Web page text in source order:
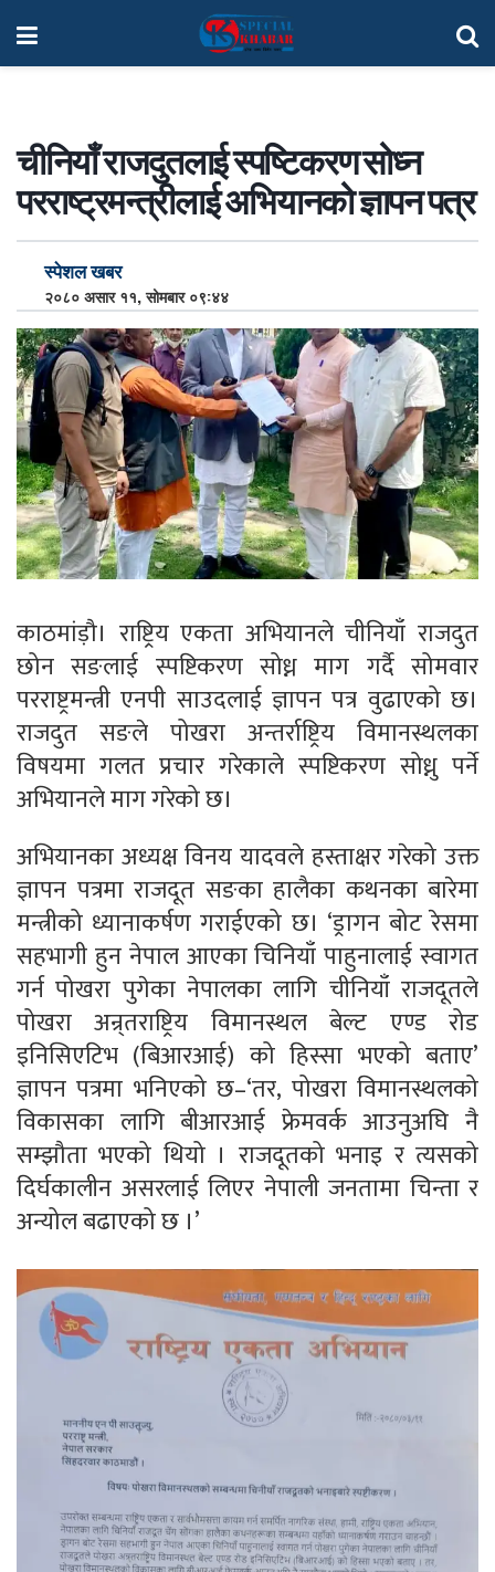
चीनियाँ राजदुतलाई स्पष्टिकरण सोध्न
परराष्ट्रमन्त्रीलाई अभियानको ज्ञापन पत्र
स्पेशल खबर
२०८० असार ११, सोमबार ०९:४४
काठमांड़ौ। राष्ट्रिय एकता अभियानले चीनियाँ राजदुत
छोन सङलाई स्पष्टिकरण सोध्न माग गर्दै सोमवार
परराष्ट्रमन्त्री एनपी साउदलाई ज्ञापन पत्र वुढाएको छ।
राजदुत सङले पोखरा अन्तर्राष्ट्रिय विमानस्थलका
विषयमा गलत प्रचार गरेकाले स्पष्टिकरण सोध्नु पर्ने
अभियानले माग गरेको छ।
अभियानका अध्यक्ष विनय यादवले हस्ताक्षर गरेको उक्त
ज्ञापन पत्रमा राजदूत सङका हालैका कथनका बारेमा
मन्त्रीको ध्यानाकर्षण गराईएको छ। ‘ड्रागन बोट रेसमा
सहभागी हुन नेपाल आएका चिनियाँ पाहुनालाई स्वागत
गर्न पोखरा पुगेका नेपालका लागि चीनियाँ राजदूतले
पोखरा अन्र्तराष्ट्रिय विमानस्थल बेल्ट एण्ड रोड
इनिसिएटिभ (बिआरआई) को हिस्सा भएको बताए’
ज्ञापन पत्रमा भनिएको छ–‘तर, पोखरा विमानस्थलको
विकासका लागि बीआरआई फ्रेमवर्क आउनुअघि नै
सम्झौता भएको थियो । राजदूतको भनाइ र त्यसको
दिर्घकालीन असरलाई लिएर नेपाली जनतामा चिन्ता र
अन्योल बढाएको छ ।’